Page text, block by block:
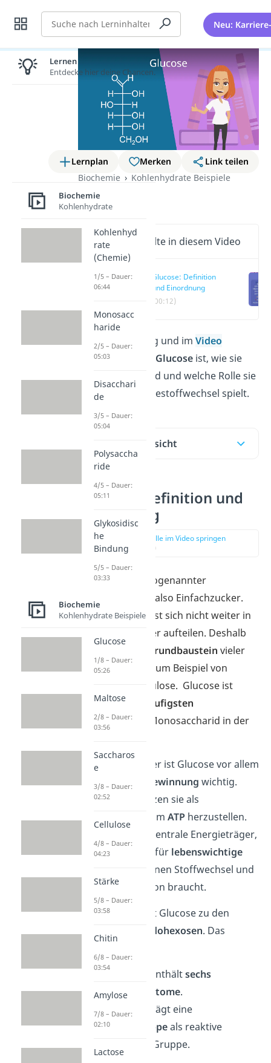
Suche Neu:
Lernplan Merken
Link teilen
Biochemie
Kohlenhydrate Beispiele
Glucose
Wichtige Inhalte in diesem Video
Glucose: Definition
und Einordnung
(00:12)
In diesem Beitrag und im Video
erfährst du, was Glucoseist, wie sie
transportiert wird und welche Rolle sie
in deinem Energiestoffwechsel spielt.
Inhaltsübersicht
Glucose: Definition und
Einordnung
zur Stelle im Video springen
(00:12)
Glucose ist ein sogenannter
Monosaccharid
, also Einfachzucker.
Das heißt, sie lässt sich nicht weiter in
einfachere Zucker aufteilen. Deshalb
Grundbaustein vieler
Kohlenhydrate, zum Beispiel von
Stärke oder Cellulose. Glucose ist
damit das am
häufigsten
vorkommende
Monosaccharid in der
Für deinen Körper ist Glucose vor allem
für die
Energiegewinnung wichtig.
Deine Zellen nutzen sie als
Ausgangsstoff, um ATP herzustellen.
Und ATP ist der zentrale Energieträger,
den dein Körper für lebenswichtige
wie deinen Stoffwechsel und
die Gehirnfunktion braucht.
Chemisch gehört Glucose zu den
sogenannten
Aldohexosen. Das
Hexose:
Sie enthältsechs
Kohlenstoffatome.
Aldose:Sie trägt eine
Aldehydgruppeals reaktive
funktionelle Gruppe.
Lernen lohnt sich!
Entdecke hier deine Chancen.
Biochemie
Kohlenhydrate
Kohlenhyd
rate
(Chemie)
1/5 – Dauer:
06:44
Monosacc
haride
2/5 – Dauer:
05:03
Disacchari
de
3/5 – Dauer:
05:04
Polysaccha
ride
4/5 – Dauer:
05:11
Glykosidisc
he
Bindung
5/5 – Dauer:
03:33
Biochemie
Kohlenhydrate Beispiele
Glucose
1/8 – Dauer:
05:26
Maltose
2/8 – Dauer:
03:56
Saccharos
e
3/8 – Dauer:
02:52
Cellulose
4/8 – Dauer:
04:23
Stärke
5/8 – Dauer:
03:58
Chitin
6/8 – Dauer:
03:54
Amylose
7/8 – Dauer:
02:10
Lactose